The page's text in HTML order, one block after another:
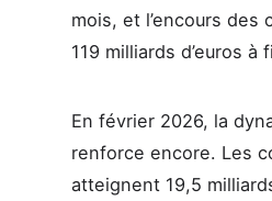
mois, et l’encours des
119 milliards d’euros à
En février 2026, la
renforce encore. Les
atteignent 19,5